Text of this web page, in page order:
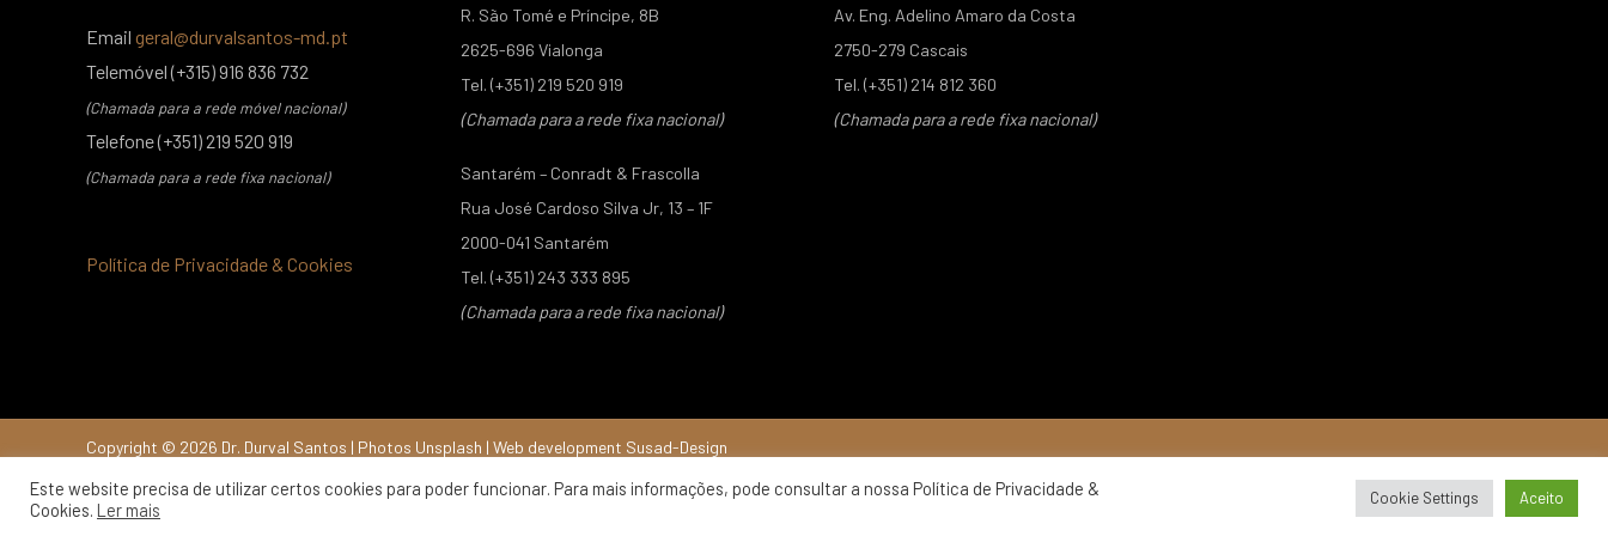
Email geral@durvalsantos-md.pt
Telemóvel (+315) 916 836 732
(Chamada para a rede móvel nacional)
Telefone (+351) 219 520 919
(Chamada para a rede fixa nacional)
Política de Privacidade & Cookies
R. São Tomé e Príncipe, 8B
2625-696 Vialonga
Tel. (+351) 219 520 919
(Chamada para a rede fixa nacional)
Santarém – Conradt & Frascolla
Rua José Cardoso Silva Jr, 13 – 1F
2000-041 Santarém
Tel. (+351) 243 333 895
(Chamada para a rede fixa nacional)
Av. Eng. Adelino Amaro da Costa
2750-279 Cascais
Tel. (+351) 214 812 360
(Chamada para a rede fixa nacional)
Copyright © 2026 Dr. Durval Santos | Photos Unsplash | Web development Susad-Design
Este website precisa de utilizar certos cookies para poder funcionar. Para mais informações, pode consultar a nossa Política de Privacidade &
Cookies. Ler mais
Cookie Settings Aceito